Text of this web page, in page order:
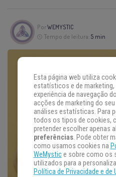
PorWEMYSTIC
Tempo de leitura: 5 min
Esta página web utiliza
estatísticos e de marketing,
experiência de navegação
acções de marketing do
análises estatísticas. Para
todos os tipos de cookies,
pretender escolher apenas
preferências. Pode obter
como usamos cookies na
WeMystice sobre como os
utilizados para a
Política de Privacidade e de